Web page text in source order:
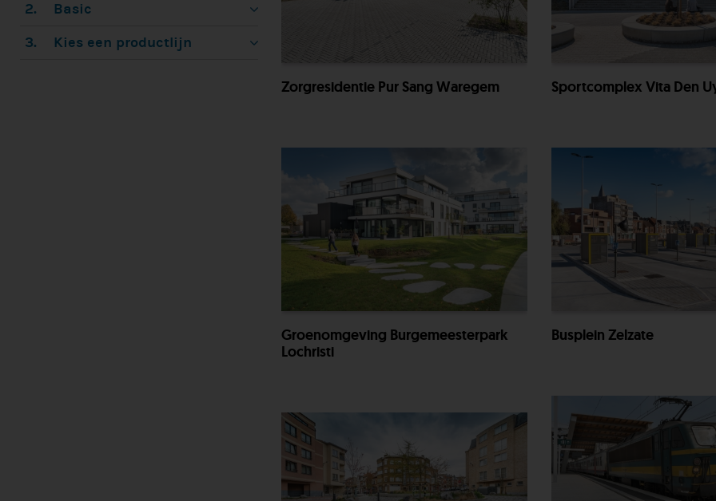
2.
Basic
3.
Kies een productlijn
Zorgresidentie Pur Sang Waregem Sportcomplex Vita Den
Groenomgeving Burgemeesterpark
Lochristi
Busplein Zelzate